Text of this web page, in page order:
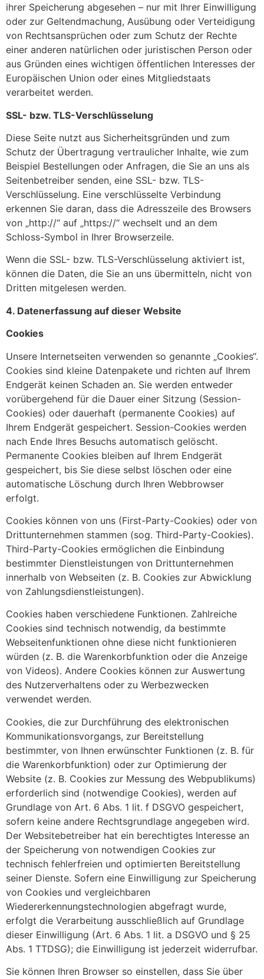
ihrer Speicherung abgesehen – nur mit Ihrer Einwilligung
oder zur Geltendmachung, Ausübung oder Verteidigung
von Rechtsansprüchen oder zum Schutz der Rechte
einer anderen natürlichen oder juristischen Person oder
aus Gründen eines wichtigen öffentlichen Interesses der
Europäischen Union oder eines Mitgliedstaats
verarbeitet werden.
SSL- bzw. TLS-Verschlüsselung
Diese Seite nutzt aus Sicherheitsgründen und zum
Schutz der Übertragung vertraulicher Inhalte, wie zum
Beispiel Bestellungen oder Anfragen, die Sie an uns als
Seitenbetreiber senden, eine SSL- bzw. TLS-
Verschlüsselung. Eine verschlüsselte Verbindung
erkennen Sie daran, dass die Adresszeile des Browsers
von „http://“ auf „https://“ wechselt und an dem
Schloss-Symbol in Ihrer Browserzeile.
Wenn die SSL- bzw. TLS-Verschlüsselung aktiviert ist,
können die Daten, die Sie an uns übermitteln, nicht von
Dritten mitgelesen werden.
4. Datenerfassung auf dieser Website
Cookies
Unsere Internetseiten verwenden so genannte „Cookies“.
Cookies sind kleine Datenpakete und richten auf Ihrem
Endgerät keinen Schaden an. Sie werden entweder
vorübergehend für die Dauer einer Sitzung (Session-
Cookies) oder dauerhaft (permanente Cookies) auf
Ihrem Endgerät gespeichert. Session-Cookies werden
nach Ende Ihres Besuchs automatisch gelöscht.
Permanente Cookies bleiben auf Ihrem Endgerät
gespeichert, bis Sie diese selbst löschen oder eine
automatische Löschung durch Ihren Webbrowser
erfolgt.
Cookies können von uns (First-Party-Cookies) oder von
Drittunternehmen stammen (sog. Third-Party-Cookies).
Third-Party-Cookies ermöglichen die Einbindung
bestimmter Dienstleistungen von Drittunternehmen
innerhalb von Webseiten (z. B. Cookies zur Abwicklung
von Zahlungsdienstleistungen).
Cookies haben verschiedene Funktionen. Zahlreiche
Cookies sind technisch notwendig, da bestimmte
Webseitenfunktionen ohne diese nicht funktionieren
würden (z. B. die Warenkorbfunktion oder die Anzeige
von Videos). Andere Cookies können zur Auswertung
des Nutzerverhaltens oder zu Werbezwecken
verwendet werden.
Cookies, die zur Durchführung des elektronischen
Kommunikationsvorgangs, zur Bereitstellung
bestimmter, von Ihnen erwünschter Funktionen (z. B. für
die Warenkorbfunktion) oder zur Optimierung der
Website (z. B. Cookies zur Messung des Webpublikums)
erforderlich sind (notwendige Cookies), werden auf
Grundlage von Art. 6 Abs. 1 lit. f DSGVO gespeichert,
sofern keine andere Rechtsgrundlage angegeben wird.
Der Websitebetreiber hat ein berechtigtes Interesse an
der Speicherung von notwendigen Cookies zur
technisch fehlerfreien und optimierten Bereitstellung
seiner Dienste. Sofern eine Einwilligung zur Speicherung
von Cookies und vergleichbaren
Wiedererkennungstechnologien abgefragt wurde,
erfolgt die Verarbeitung ausschließlich auf Grundlage
dieser Einwilligung (Art. 6 Abs. 1 lit. a DSGVO und § 25
Abs. 1 TTDSG); die Einwilligung ist jederzeit widerrufbar.
Sie können Ihren Browser so einstellen, dass Sie über